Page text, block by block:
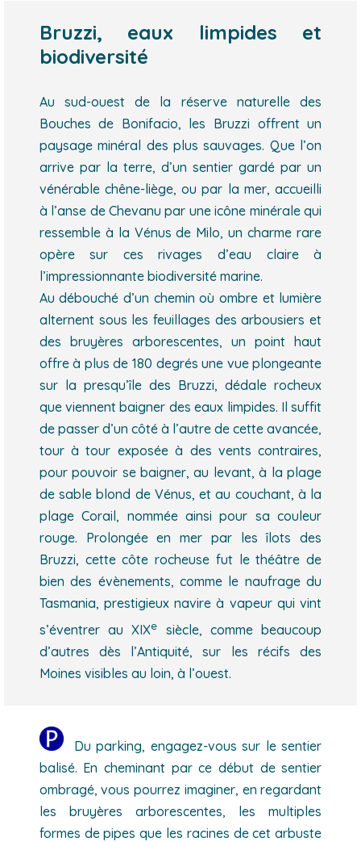
Bruzzi, eaux limpides et
biodiversité
Au sud-ouest de la réserve naturelle des
Bouches de Bonifacio, les Bruzzi offrent un
paysage minéral des plus sauvages. Que l’on
arrive par la terre, d’un sentier gardé par un
vénérable chêne-liège, ou par la mer, accueilli
à l’anse de Chevanu par une icône minérale qui
ressemble à la Vénus de Milo, un charme rare
opère sur ces rivages d’eau claire à
l’impressionnante biodiversité marine.
Au débouché d’un chemin où ombre et lumière
alternent sous les feuillages des arbousiers et
des bruyères arborescentes, un point haut
offre à plus de 180 degrés une vue plongeante
sur la presqu’île des Bruzzi, dédale rocheux
que viennent baigner des eaux limpides. Il suffit
de passer d’un côté à l’autre de cette avancée,
tour à tour exposée à des vents contraires,
pour pouvoir se baigner, au levant, à la plage
de sable blond de Vénus, et au couchant, à la
plage Corail, nommée ainsi pour sa couleur
rouge. Prolongée en mer par les îlots des
Bruzzi, cette côte rocheuse fut le théâtre de
bien des évènements, comme le naufrage du
Tasmania, prestigieux navire à vapeur qui vint
s’éventrer au XIXe
siècle, comme beaucoup
d’autres dès l’Antiquité, sur les récifs des
Moines visibles au loin, à l’ouest.
Du parking, engagez-vous sur le sentier
balisé. En cheminant par ce début de sentier
ombragé, vous pourrez imaginer, en regardant
les bruyères arborescentes, les multiples
formes de pipes que les racines de cet arbuste